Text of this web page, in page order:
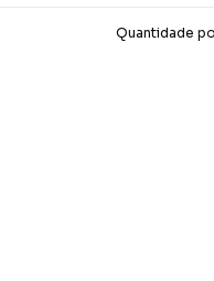
Quantidade